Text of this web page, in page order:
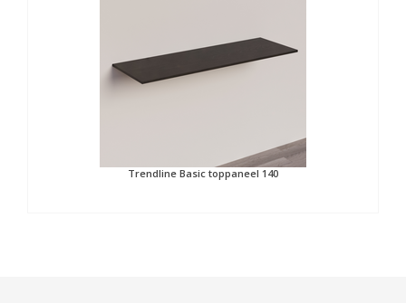
Trendline Basic toppaneel 140